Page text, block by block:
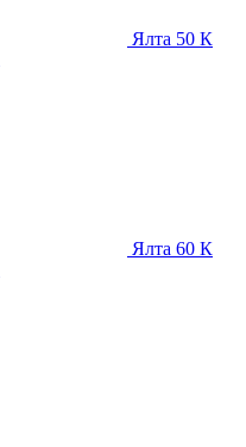
Ялта 50 К
Ялта 60 К